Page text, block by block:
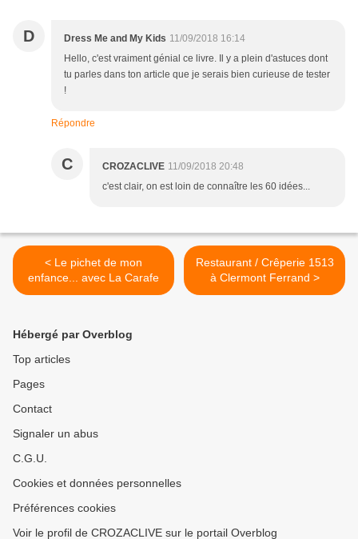
D Dress Me and My Kids 11/09/2018 16:14
Hello, c'est vraiment génial ce livre. Il y a plein d'astuces dont
tu parles dans ton article que je serais bien curieuse de tester
!
Répondre
C CROZACLIVE 11/09/2018 20:48
c'est clair, on est loin de connaître les 60 idées...
< Le pichet de mon
enfance... avec La Carafe
Restaurant / Crêperie 1513
à Clermont Ferrand >
Hébergé par Overblog
Top articles
Pages
Contact
Signaler un abus
C.G.U.
Cookies et données personnelles
Préférences cookies
Voir le profil de CROZACLIVE sur le portail Overblog